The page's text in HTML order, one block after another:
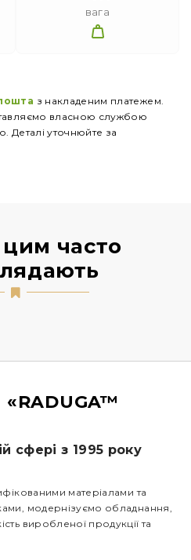
вага
з накладеним платежем.
власною службою
Деталі уточнюйте за
часто
«RADUGA™
сфері з 1995 року
матеріалами та
модернізуємо обладнання,
виробленої продукції та